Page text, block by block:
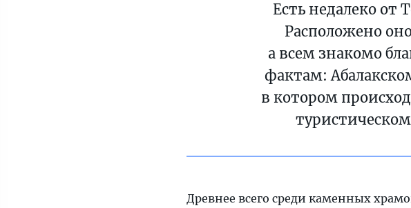
Есть недалеко от
Расположено
а всем знакомо
фактам:
в котором
Древнее всего среди каменных